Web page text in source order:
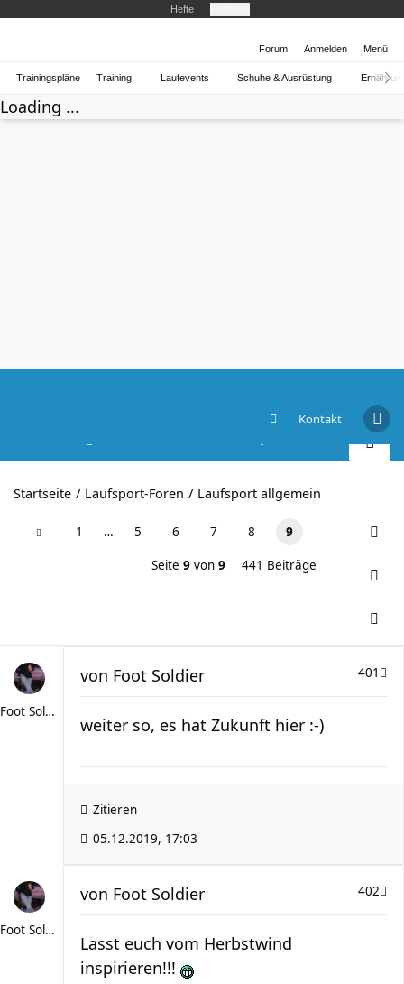
Hefte
Forum Anmelden Menü
Trainingspläne Training Laufevents Schuhe & Ausrüstung
Loading ...
Kontakt
Startseite Laufsport-Foren Laufsport allgemein
1 … 5 6 7 8 9
Seite 9 von 9 441 Beiträge
Foot Soldier
401
von Foot Soldier
weiter so, es hat Zukunft hier :-)
Zitieren
05.12.2019, 17:03
Foot Soldier
402
von Foot Soldier
Lasst euch vom Herbstwind
inspirieren!!!